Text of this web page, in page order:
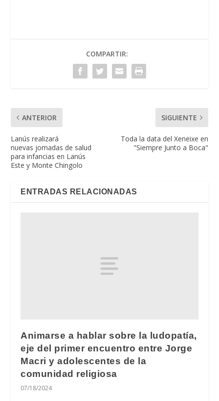
COMPARTIR:
ANTERIOR
Lanús realizará
nuevas jornadas de salud
para infancias en Lanús
Este y Monte Chingolo
SIGUIENTE
Toda la data del Xeneixe en
"Siempre Junto a Boca"
ENTRADAS RELACIONADAS
Animarse a hablar sobre la ludopatía,
eje del primer encuentro entre Jorge
Macri y adolescentes de la
comunidad religiosa
07/18/2024